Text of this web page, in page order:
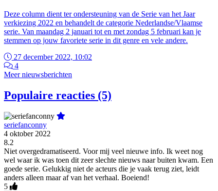
Deze column dient ter ondersteuning van de Serie van het Jaar
verkiezing 2022 en behandelt de categorie Nederlandse/Vlaamse
serie. Van maandag 2 januari tot en met zondag 5 februari kan je
stemmen op jouw favoriete serie in dit genre en vele andere.
27 december 2022, 10:02
4
Meer nieuwsberichten
Populaire reacties (5)
seriefanconny
4 oktober 2022
8.2
Niet overgedramatiseerd. Voor mij veel nieuwe info. Ik weet nog
wel waar ik was toen dit zeer slechte nieuws naar buiten kwam. Een
goede serie. Gelukkig niet de acteurs die je vaak terug ziet, leidt
anders alleen maar af van het verhaal. Boeiend!
5